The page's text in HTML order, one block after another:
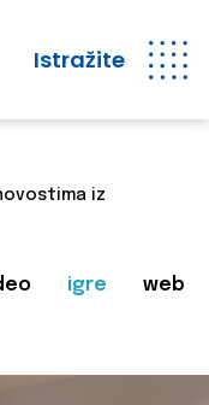
Istražite
iz
igre web